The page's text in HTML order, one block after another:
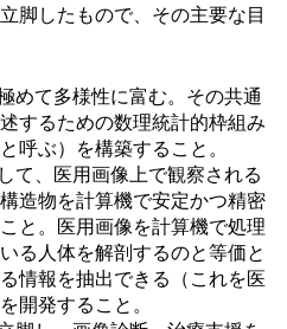
脚したもので、その主要な目
めて多様性に富む。その共通
するための数理統計的枠組み
呼ぶ）を構築すること。
て、医用画像上で観察される
造物を計算機で安定かつ精密
と。医用画像を計算機で処理
る人体を解剖するのと等価と
情報を抽出できる（これを医
開発すること。